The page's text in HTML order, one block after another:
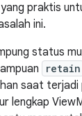
praktis
ini.
status
retain
saat terjadi
lengkap